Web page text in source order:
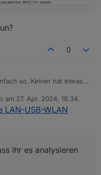
0
so. Keiner hat etwas
dass ihr es analysieren
tun?
am 27. Apr. 2024, 18:34
von
LAN-USB-WLAN
ihr es analysieren